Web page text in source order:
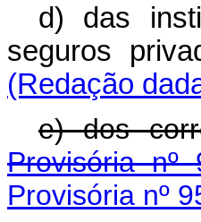
d) das
seguros
(Redação
e) dos
Provisória nº
Provisória nº